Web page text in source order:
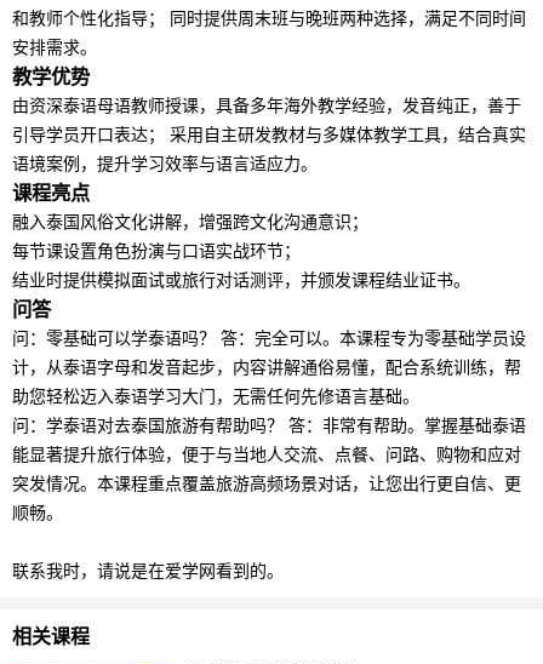
和教师个性化指导； 同时提供周末班与晚班两种选择，满足不同时间
安排需求。
教学优势
由资深泰语母语教师授课，具备多年海外教学经验，发音纯正，善于
引导学员开口表达； 采用自主研发教材与多媒体教学工具，结合真实
语境案例，提升学习效率与语言适应力。
课程亮点
融入泰国风俗文化讲解，增强跨文化沟通意识；
每节课设置角色扮演与口语实战环节；
结业时提供模拟面试或旅行对话测评，并颁发课程结业证书。
问答
问：零基础可以学泰语吗？ 答：完全可以。本课程专为零基础学员设
计，从泰语字母和发音起步，内容讲解通俗易懂，配合系统训练，帮
助您轻松迈入泰语学习大门，无需任何先修语言基础。
问：学泰语对去泰国旅游有帮助吗？ 答：非常有帮助。掌握基础泰语
能显著提升旅行体验，便于与当地人交流、点餐、问路、购物和应对
突发情况。本课程重点覆盖旅游高频场景对话，让您出行更自信、更
顺畅。
联系我时，请说是在爱学网看到的。
相关课程